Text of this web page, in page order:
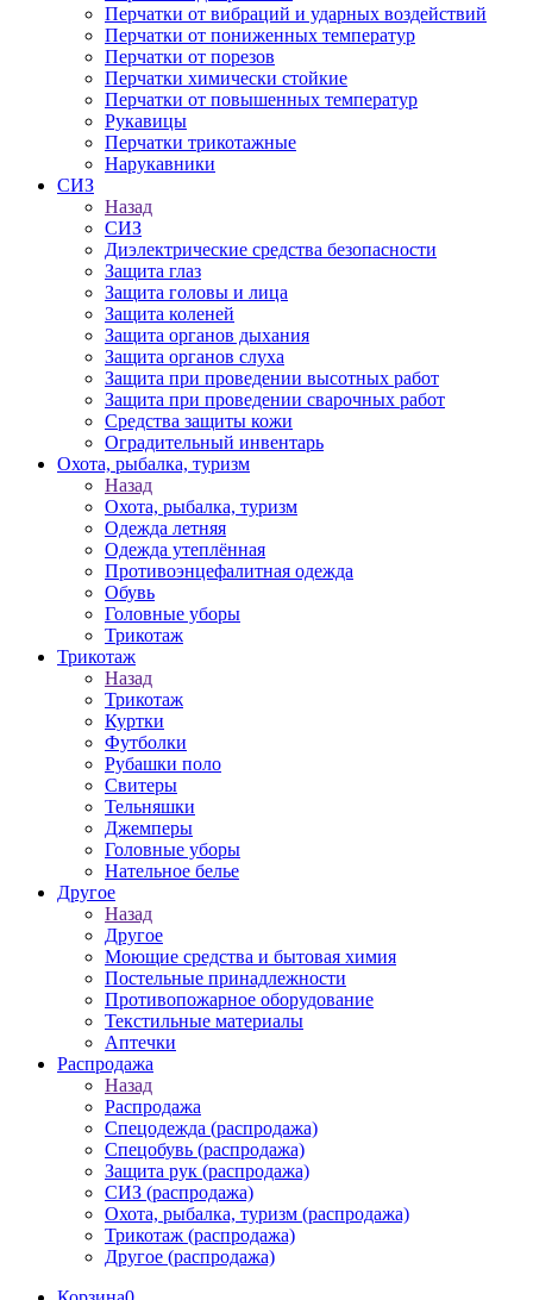
Перчатки от вибраций и ударных воздействий
Перчатки от пониженных температур
Перчатки от порезов
Перчатки химически стойкие
Перчатки от повышенных температур
Рукавицы
Перчатки трикотажные
Нарукавники
СИЗ
Назад
СИЗ
Диэлектрические средства безопасности
Защита глаз
Защита головы и лица
Защита коленей
Защита органов дыхания
Защита органов слуха
Защита при проведении высотных работ
Защита при проведении сварочных работ
Средства защиты кожи
Оградительный инвентарь
Охота, рыбалка, туризм
Назад
Охота, рыбалка, туризм
Одежда летняя
Одежда утеплённая
Противоэнцефалитная одежда
Обувь
Головные уборы
Трикотаж
Трикотаж
Назад
Трикотаж
Куртки
Футболки
Рубашки поло
Свитеры
Тельняшки
Джемперы
Головные уборы
Нательное белье
Другое
Назад
Другое
Моющие средства и бытовая химия
Постельные принадлежности
Противопожарное оборудование
Текстильные материалы
Аптечки
Распродажа
Назад
Распродажа
Спецодежда (распродажа)
Спецобувь (распродажа)
Защита рук (распродажа)
СИЗ (распродажа)
Охота, рыбалка, туризм (распродажа)
Трикотаж (распродажа)
Другое (распродажа)